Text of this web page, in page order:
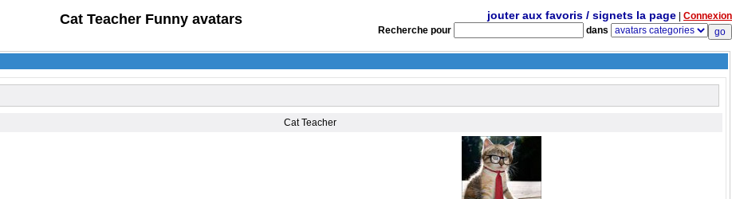
Cat Teacher Funny avatars jouter aux favoris / signets la page
Connexion
Recherche pour
dans
Cat Teacher